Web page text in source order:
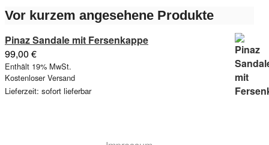
werden
werden
Vor kurzem angesehene Produkte
Pinaz Sandale mit Fersenkappe
99,00 €
Enthält 19% MwSt.
Kostenloser Versand
Lieferzeit: sofort lieferbar